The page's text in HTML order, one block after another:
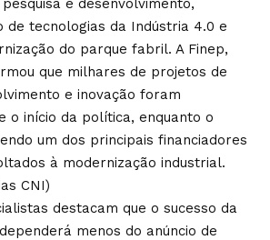
e desenvolvimento,
de tecnologias da Indústria 4.0 e
do parque fabril. A Finep,
que milhares de projetos de
e inovação foram
o início da política, enquanto o
um dos principais financiadores
à modernização industrial.
CNI)
destacam que o sucesso da
menos do anúncio de